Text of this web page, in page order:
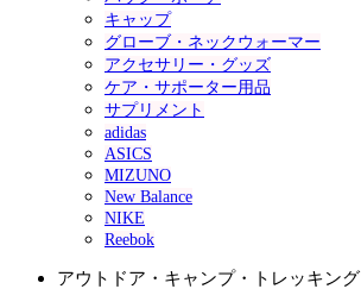
キャップ
グローブ・ネックウォーマー
アクセサリー・グッズ
ケア・サポーター用品
サプリメント
adidas
ASICS
MIZUNO
New Balance
NIKE
Reebok
アウトドア・キャンプ・トレッキング